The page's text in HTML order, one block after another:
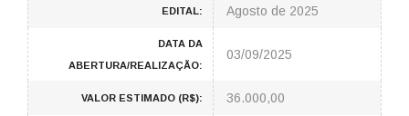
EDITAL:
Agosto de 2025
DATA DA
ABERTURA/REALIZAÇÃO:
03/09/2025
VALOR ESTIMADO (R$): 36.000,00